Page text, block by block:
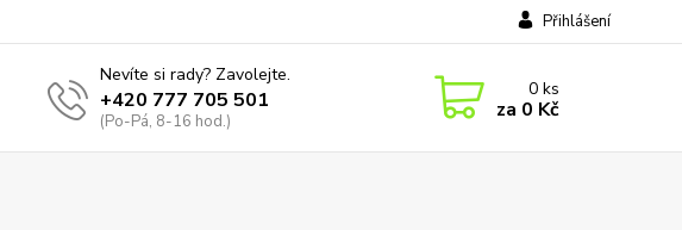
Přihlášení
Nevíte si rady? Zavolejte.
+420 777 705 501
(Po-Pá, 8-16 hod.)
0ks
za 0 Kč